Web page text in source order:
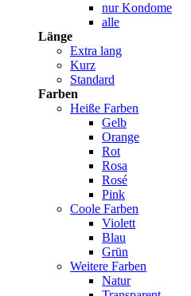
nur Kondome
alle
Länge
Extra lang
Kurz
Standard
Farben
Heiße Farben
Gelb
Orange
Rot
Rosa
Rosé
Pink
Coole Farben
Violett
Blau
Grün
Weitere Farben
Natur